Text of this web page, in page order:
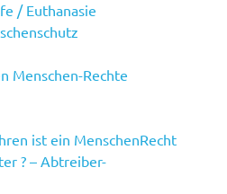
/ Euthanasie
Menschen-Rechte
ist ein MenschenRecht
? – Abtreiber-